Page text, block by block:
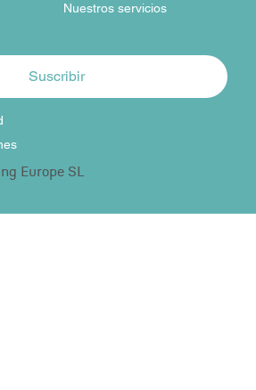
Nuestros servicios
Europe SL
Suscribir